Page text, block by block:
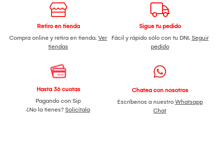
Retiro en tienda
Compra online y retira en tienda. Ver
tiendas
Sigue tu pedido
Fácil y rápido sólo con tu DNI. Seguir
pedido
Hasta 36 cuotas
Pagando con Sip
¿No la tienes? Solicítala
Chatea con nosotros
Escríbenos a nuestro Whatsapp
Chat